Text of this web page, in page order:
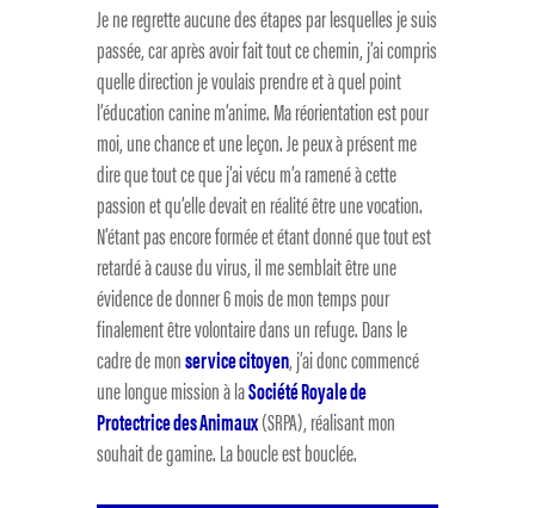
Je ne regrette aucune des étapes par lesquelles je suis
passée, car après avoir fait tout ce chemin, j’ai compris
quelle direction je voulais prendre et à quel point
l’éducation canine m’anime. Ma réorientation est pour
moi, une chance et une leçon. Je peux à présent me
dire que tout ce que j’ai vécu m’a ramené à cette
passion et qu’elle devait en réalité être une vocation.
N’étant pas encore formée et étant donné que tout est
retardé à cause du virus, il me semblait être une
évidence de donner 6 mois de mon temps pour
finalement être volontaire dans un refuge. Dans le
cadre de monservice citoyen, j’ai donc commencé
une longue mission à laSociété Royale de
Protectrice des Animaux(SRPA), réalisant mon
souhait de gamine. La boucle est bouclée.